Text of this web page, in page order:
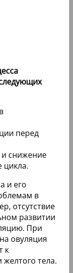
перед
снижение
цикла.
и его
в
отсутствие
развитии
При
овуляция
к
тела.